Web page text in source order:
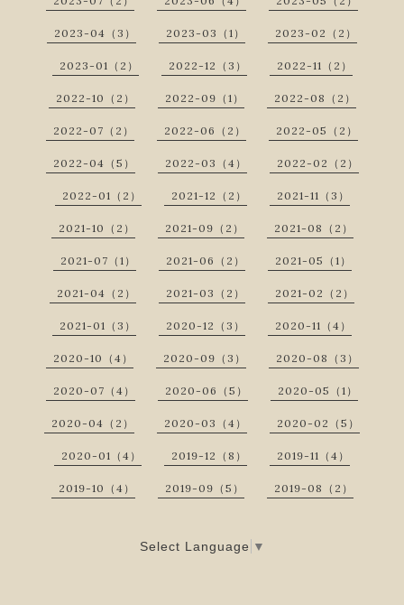
2023-04（3） 2023-03（1） 2023-02（2）
2023-01（2） 2022-12（3） 2022-11（2）
2022-10（2） 2022-09（1） 2022-08（2）
2022-07（2） 2022-06（2） 2022-05（2）
2022-04（5） 2022-03（4） 2022-02（2）
2022-01（2） 2021-12（2） 2021-11（3）
2021-10（2） 2021-09（2） 2021-08（2）
2021-07（1） 2021-06（2） 2021-05（1）
2021-04（2） 2021-03（2） 2021-02（2）
2021-01（3） 2020-12（3） 2020-11（4）
2020-10（4） 2020-09（3） 2020-08（3）
2020-07（4） 2020-06（5） 2020-05（1）
2020-04（2） 2020-03（4） 2020-02（5）
2020-01（4） 2019-12（8） 2019-11（4）
2019-10（4） 2019-09（5） 2019-08（2）
Select Language ▼